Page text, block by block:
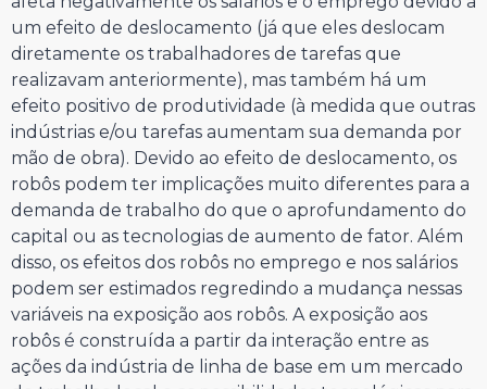
um efeito de deslocamento (já que eles deslocam
diretamente os trabalhadores de tarefas que
realizavam anteriormente), mas também há um
efeito positivo de produtividade (à medida que outras
indústrias e/ou tarefas aumentam sua demanda por
mão de obra). Devido ao efeito de deslocamento, os
robôs podem ter implicações muito diferentes para a
demanda de trabalho do que o aprofundamento do
capital ou as tecnologias de aumento de fator. Além
disso, os efeitos dos robôs no emprego e nos salários
podem ser estimados regredindo a mudança nessas
variáveis na exposição aos robôs. A exposição aos
robôs é construída a partir da interação entre as
ações da indústria de linha de base em um mercado